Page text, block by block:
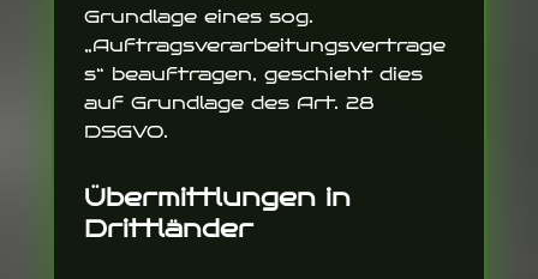
Grundlage eines sog.
„Auftragsverarbeitungsvertrage
s“ beauftragen, geschieht dies
auf Grundlage des Art. 28
DSGVO.
Übermittlungen in
Drittländer